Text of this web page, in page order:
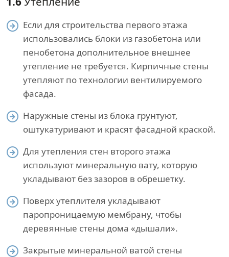
Если для строительства первого этажа
использовались блоки из газобетона или
пенобетона дополнительное внешнее
утепление не требуется. Кирпичные стены
утепляют по технологии вентилируемого
фасада.
Наружные стены из блока грунтуют,
оштукатуривают и красят фасадной краской.
Для утепления стен второго этажа
используют минеральную вату, которую
укладывают без зазоров в обрешетку.
Поверх утеплителя укладывают
паропроницаемую мембрану, чтобы
деревянные стены дома «дышали».
Закрытые минеральной ватой стены